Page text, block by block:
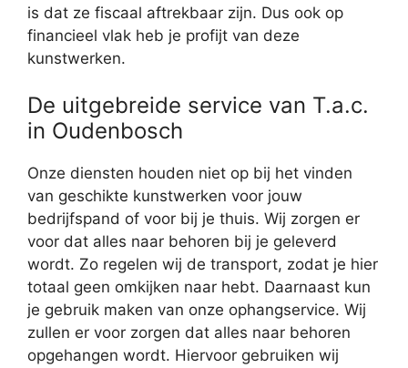
is dat ze fiscaal aftrekbaar zijn. Dus ook op
financieel vlak heb je profijt van deze
kunstwerken.
De uitgebreide service van T.a.c.
in Oudenbosch
Onze diensten houden niet op bij het vinden
van geschikte kunstwerken voor jouw
bedrijfspand of voor bij je thuis. Wij zorgen er
voor dat alles naar behoren bij je geleverd
wordt. Zo regelen wij de transport, zodat je hier
totaal geen omkijken naar hebt. Daarnaast kun
je gebruik maken van onze ophangservice. Wij
zullen er voor zorgen dat alles naar behoren
opgehangen wordt. Hiervoor gebruiken wij